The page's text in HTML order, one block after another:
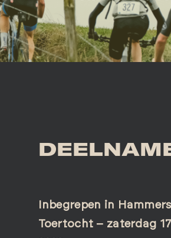
ROUTES
BEWONERSINFORMATIE
Inbegrepen in
Toertocht – zaterdag